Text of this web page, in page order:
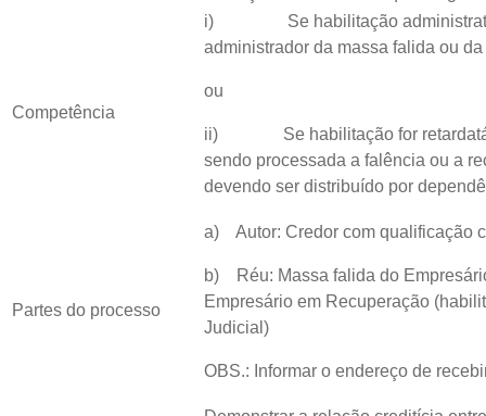
Competência
i) Se habilitação
administrador da massa falida ou
ou
ii) Se habilitação for
sendo processada a falência ou a
devendo ser distribuído por
Partes do processo
a) Autor: Credor com qualificação
b) Réu: Massa falida do
Empresário em Recuperação
Judicial)
OBS.: Informar o endereço de